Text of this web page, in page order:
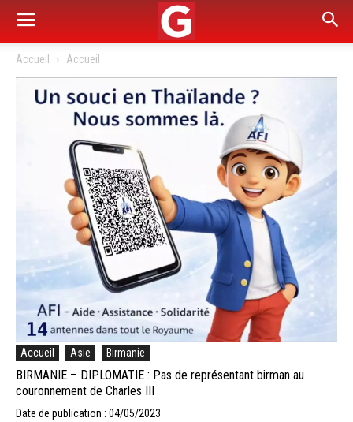
Accueil Accueil
Accueil Asie Birmanie
BIRMANIE – DIPLOMATIE : Pas de représentant birman au
couronnement de Charles III
Date de publication : 04/05/2023